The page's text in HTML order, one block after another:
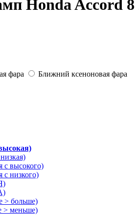
Honda Accord 8
фара
Ближний ксеноновая фара
с высокого)
с низкого)
> больше)
> меньше)